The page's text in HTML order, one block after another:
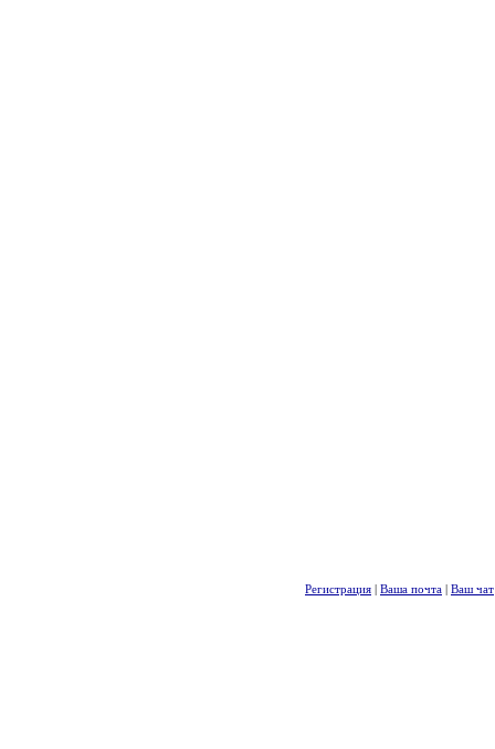
Регистрация | Ваша почта | Ваш чат